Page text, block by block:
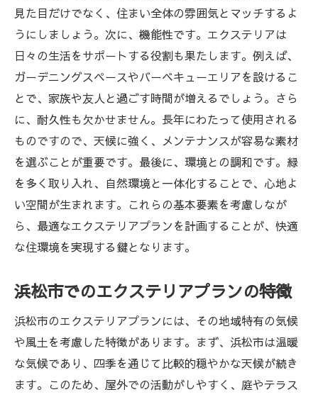
エクステリアと共に楽しむ浜松市の生活
エムビーズが提案するエクステリアの具体
例
お客様の声から見る成功事例
静岡県浜松市のエクステリアプランニングで夢
の庭を実現
夢の庭作りのステップ
エクステリアプランのアイディア集
お客様のニーズに応えるカスタマイズプラ
浜松市で多く選ばれるデザインとは
成功するエクステリアプランの秘訣
エクステリアがもたらす癒し浜松市の事例紹介
実際の事例から学ぶエクステリアの魅力
浜松市で人気のエクステリアスタイル
お客様の声から見るエムビーズの実績
見た目だけでなく、住まい全体の雰囲気とマッチするよ
うにしましょう。次に、機能性です。エクステリアは
日々の生活をサポートする役割も果たします。例えば、
ガーデニングスペースやバーベキューエリアを設けるこ
とで、家族や友人と過ごす時間が増えるでしょう。さら
に、耐久性も欠かせません。長年にわたって使用される
ものですので、天候に強く、メンテナンスが容易な素材
を選ぶことが重要です。最後に、環境との調和です。緑
を多く取り入れ、自然環境と一体化することで、心地よ
い空間が生まれます。これらの基本要素を考慮しなが
ら、最適なエクステリアプランを計画することが、快適
な住環境を実現する鍵となります。
浜松市でのエクステリアプランの特徴
浜松市のエクステリアプランには、その地域特有の気候
や風土を考慮した特徴があります。まず、浜松市は温暖
な気候であり、四季を通じて比較的穏やかな天候が続き
ます。このため、屋外での活動がしやすく、庭やテラス